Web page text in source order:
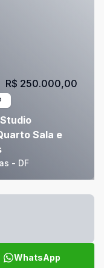
Sala e
- DF
R$ 250.000,00
WhatsApp